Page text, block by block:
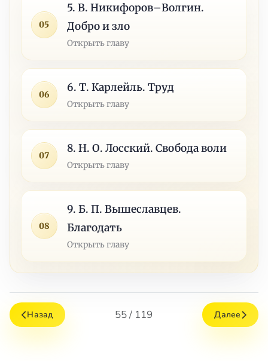
05
5. В. Никифоров–Волгин.
Добро и зло
Открыть главу
06
6. Т. Карлейль. Труд
Открыть главу
07
8. Н. О. Лосский. Свобода воли
Открыть главу
08
9. Б. П. Вышеславцев.
Благодать
Открыть главу
Назад 55 / 119 Далее